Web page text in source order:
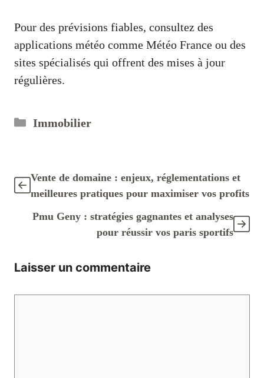
Pour des prévisions fiables, consultez des
applications météo comme Météo France ou des
sites spécialisés qui offrent des mises à jour
régulières.
Catégories
Immobilier
Vente de domaine : enjeux, réglementations et
meilleures pratiques pour maximiser vos profits
Pmu Geny : stratégies gagnantes et analyses
pour réussir vos paris sportifs
Laisser un commentaire